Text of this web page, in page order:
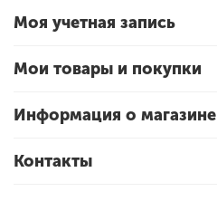
Моя учетная запись
Мои товары и покупки
Информация о магазине
Контакты